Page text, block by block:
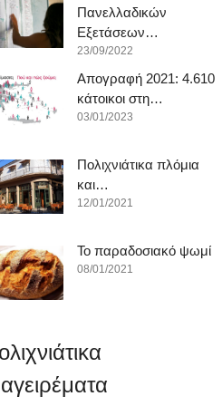
Πανελλαδικών
Εξετάσεων…
23/09/2022
Απογραφή 2021: 4.610
κάτοικοι στη…
03/01/2023
Πολιχνιάτικα πλόμια
και…
12/01/2021
To παραδοσιακό ψωμί
08/01/2021